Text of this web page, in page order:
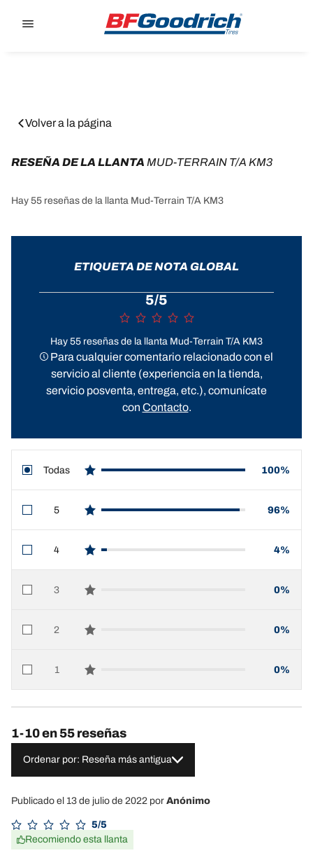
Volver a la página
RESEÑA DE LA LLANTA MUD-TERRAIN T/A KM3
Hay 55 reseñas de la llanta Mud-Terrain T/A KM3
ETIQUETA DE NOTA GLOBAL
5/5
Hay 55 reseñas de la llanta Mud-Terrain T/A KM3
Para cualquier comentario relacionado con el
servicio al cliente (experiencia en la tienda,
servicio posventa, entrega, etc.), comunícate
con Contacto.
Todas
star reviews
100%
5
star reviews
96%
4
star reviews
4%
3
star reviews
0%
2
star reviews
0%
1
star reviews
0%
1-10 en 55 reseñas
Ordenar por: Reseña más antigua
Publicado el 13 de julio de 2022 por Anónimo
5/5
Recomiendo esta llanta